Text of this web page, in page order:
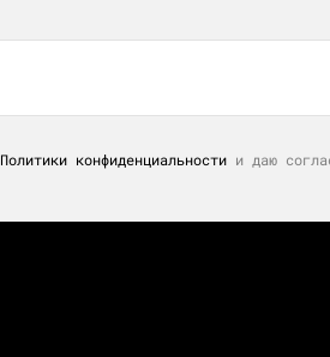
Политики конфиденциальности и даю